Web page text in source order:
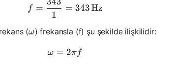
f = \frac{343}{1} = 343
f =
1
= 343Hz
(\omega
ω) frekansla (f) şu şekilde ilişkilidir:
\omega = 2 \pi f
ω = 2πf